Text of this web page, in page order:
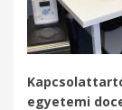
egyetemi